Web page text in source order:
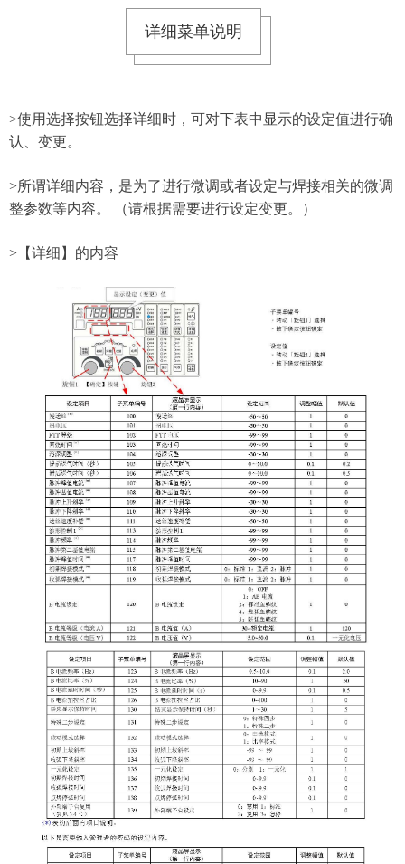
详细菜单说明
>使用选择按钮选择详细时，可对下表中显示的设定值进行确
认、变更。
>所谓详细内容，是为了进行微调或者设定与焊接相关的微调
整参数等内容。 （请根据需要进行设定变更。）
>【详细】的内容